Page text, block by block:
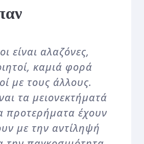
είναι αλαζόνες,
καμιά φορά
με τους άλλους.
τα μειονεκτήματά
προτερήματα έχουν
με την αντίληψή